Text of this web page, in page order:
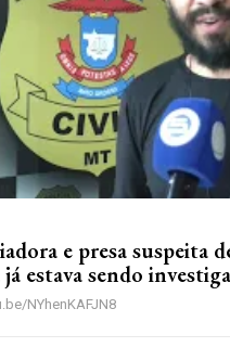
ANUAL MENSAL
e presa suspeita
já estava sendo
NYhenKAFJN8